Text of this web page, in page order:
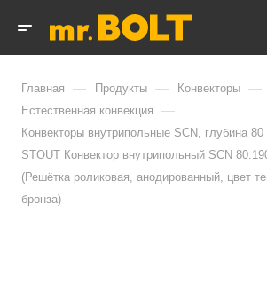
Главная — Продукты — Конвекторы —
Естественная конвекция —
Конвекторы внутрипольные SCN, глубина
STOUT Конвектор внутрипольный SCN
(Решётка роликовая, анодированный, цвет
бронза)